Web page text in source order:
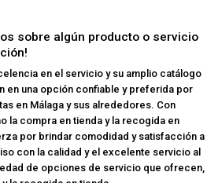
sobre algún producto o servicio
en el servicio y su amplio catálogo
en una opción confiable y preferida por
en Málaga y sus alrededores. Con
la compra en tienda y la recogida en
por brindar comodidad y satisfacción a
con la calidad y el excelente servicio al
de opciones de servicio que ofrecen,